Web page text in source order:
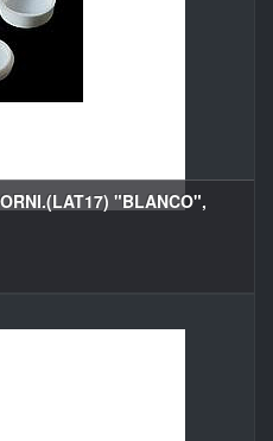
"BLANCO",